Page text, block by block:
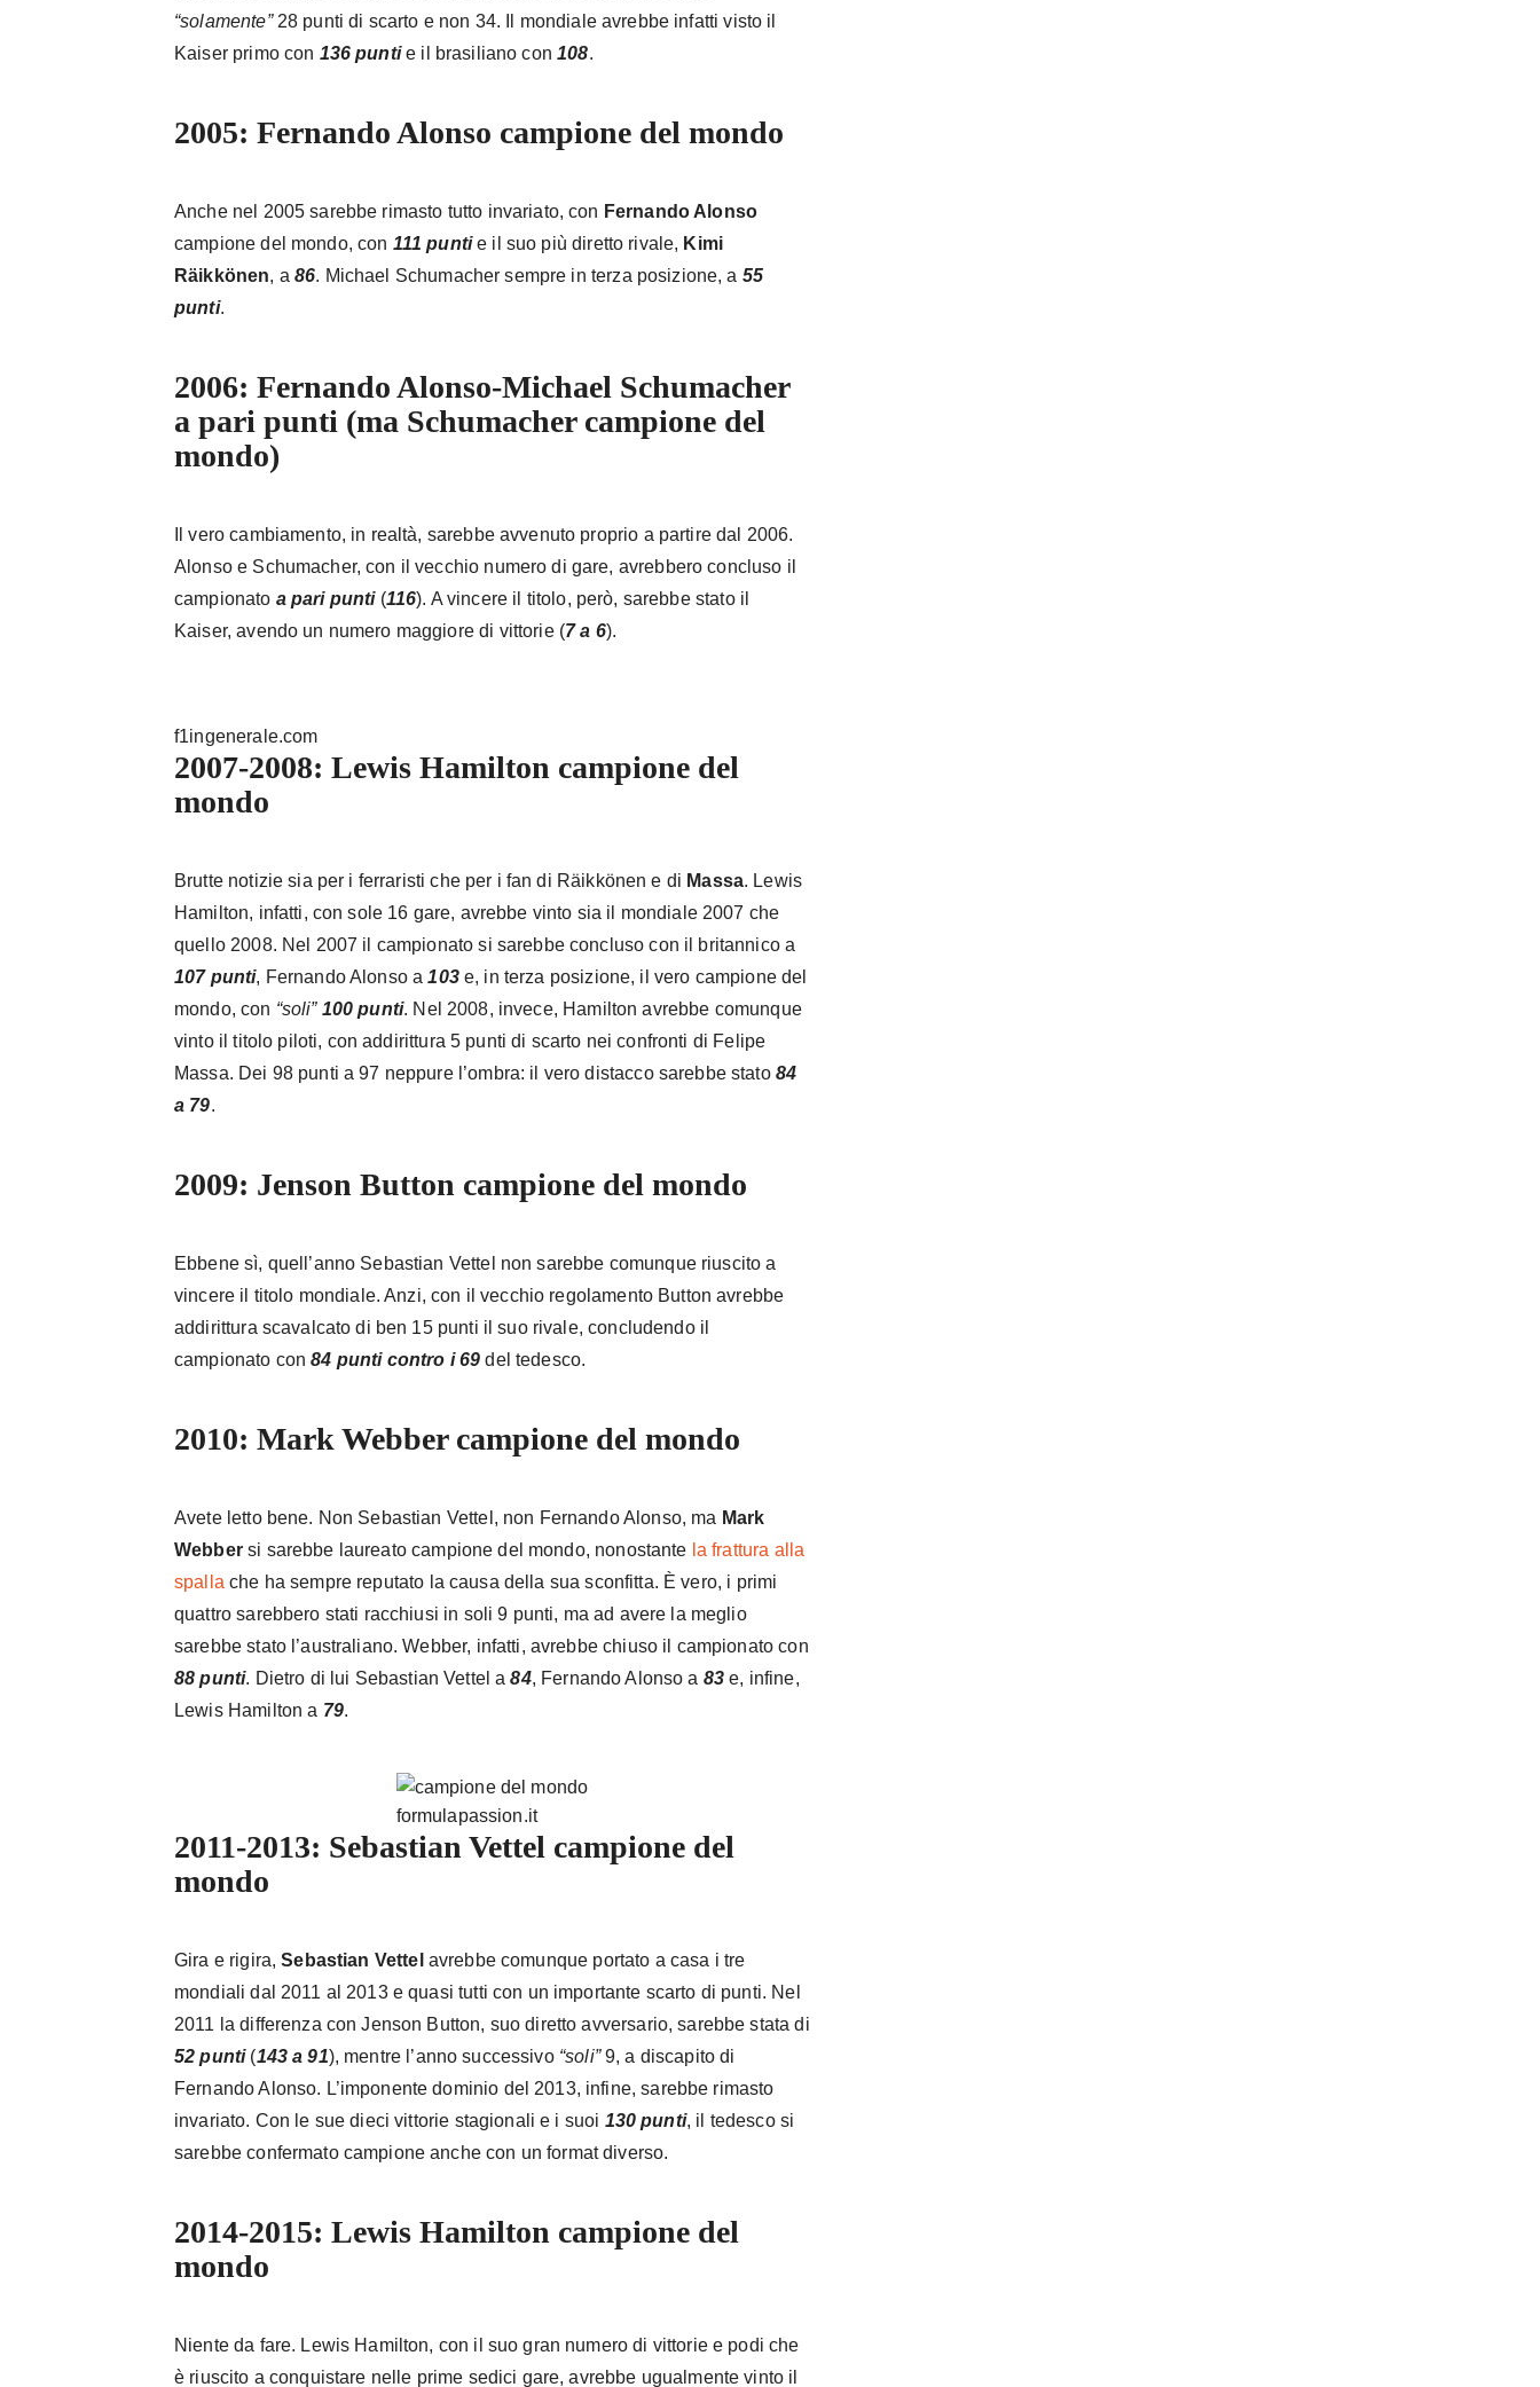
“solamente”28 punti di scarto e non 34. Il mondiale avrebbe infatti visto il
Kaiser primo con 136 puntie il brasiliano con108.
2005: Fernando Alonso campione del mondo
Anche nel 2005 sarebbe rimasto tutto invariato, con Fernando Alonso
campione del mondo, con 111puntie il suo più diretto rivale, Kimi
Räikkönen, a 86. Michael Schumacher sempre in terza posizione, a 55
punti.
2006: Fernando Alonso-Michael Schumacher
a pari punti (ma Schumacher campione del
mondo)
Il vero cambiamento, in realtà, sarebbe avvenuto proprio a partire dal 2006.
Alonso e Schumacher, con il vecchio numero di gare, avrebbero concluso il
campionato a pari punti(116). A vincere il titolo, però, sarebbe stato il
Kaiser, avendo un numero maggiore di vittorie (7 a 6).
f1ingenerale.com
2007-2008: Lewis Hamilton campione del
mondo
Brutte notizie sia per i ferraristi che per i fan di Räikkönen e di Massa. Lewis
Hamilton, infatti, con sole 16 gare, avrebbe vinto sia il mondiale 2007 che
quello 2008. Nel 2007 il campionato si sarebbe concluso con il britannico a
107 punti, Fernando Alonso a103e, in terza posizione, il vero campione del
mondo, con “soli” 100 punti. Nel 2008, invece, Hamilton avrebbe comunque
vinto il titolo piloti, con addirittura 5 punti di scarto nei confronti di Felipe
Massa. Dei 98 punti a 97 neppure l’ombra: il vero distacco sarebbe stato 84
a 79.
2009: Jenson Button campione del mondo
Ebbene sì, quell’anno Sebastian Vettel non sarebbe comunque riuscito a
vincere il titolo mondiale. Anzi, con il vecchio regolamento Button avrebbe
addirittura scavalcato di ben 15 punti il suo rivale, concludendo il
campionato con84 punti contro i 69 del tedesco.
2010: Mark Webber campione del mondo
Avete letto bene. Non Sebastian Vettel, non Fernando Alonso, ma Mark
Webbersi sarebbe laureato campione del mondo, nonostante la frattura alla
spalla che ha sempre reputato la causa della sua sconfitta. È vero, i primi
quattro sarebbero stati racchiusi in soli 9 punti, ma ad avere la meglio
sarebbe stato l’australiano. Webber, infatti, avrebbe chiuso il campionato con
88 punti. Dietro di lui Sebastian Vettel a84, Fernando Alonso a 83 e, infine,
Lewis Hamilton a 79.
formulapassion.it
2011-2013: Sebastian Vettel campione del
mondo
Gira e rigira,Sebastian Vettel avrebbe comunque portato a casa i tre
mondiali dal 2011 al 2013 e quasi tutti con un importante scarto di punti. Nel
2011 la differenza con Jenson Button, suo diretto avversario, sarebbe stata di
52 punti (143 a 91), mentre l’anno successivo “soli”9, a discapito di
Fernando Alonso. L’imponente dominio del 2013, infine, sarebbe rimasto
invariato. Con le sue dieci vittorie stagionali e i suoi 130 punti, il tedesco si
sarebbe confermato campione anche con un format diverso.
2014-2015: Lewis Hamilton campione del
mondo
Niente da fare. Lewis Hamilton, con il suo gran numero di vittorie e podi che
è riuscito a conquistare nelle prime sedici gare, avrebbe ugualmente vinto il